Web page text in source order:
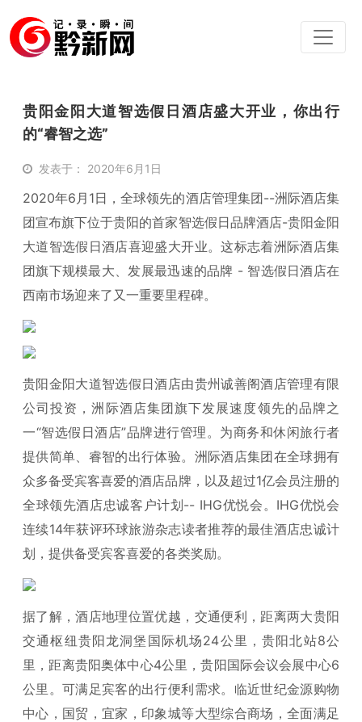
贵阳金阳大道智选假日酒店盛大开业，你出行
的“睿智之选”
发表于： 2020年6月1日
2020年6月1日，全球领先的酒店管理集团--洲际酒店集
团宣布旗下位于贵阳的首家智选假日品牌酒店-贵阳金阳
大道智选假日酒店喜迎盛大开业。这标志着洲际酒店集
团旗下规模最大、发展最迅速的品牌 - 智选假日酒店在
西南市场迎来了又一重要里程碑。
贵阳金阳大道智选假日酒店由贵州诚善阁酒店管理有限
公司投资，洲际酒店集团旗下发展速度领先的品牌之
一“智选假日酒店”品牌进行管理。为商务和休闲旅行者
提供简单、睿智的出行体验。洲际酒店集团在全球拥有
众多备受宾客喜爱的酒店品牌，以及超过1亿会员注册的
全球领先酒店忠诚客户计划-- IHG优悦会。IHG优悦会
连续14年获评环球旅游杂志读者推荐的最佳酒店忠诚计
划，提供备受宾客喜爱的各类奖励。
据了解，酒店地理位置优越，交通便利，距离两大贵阳
交通枢纽贵阳龙洞堡国际机场24公里，贵阳北站8公
里，距离贵阳奥体中心4公里，贵阳国际会议会展中心6
公里。可满足宾客的出行便利需求。临近世纪金源购物
中心，国贸，宜家，印象城等大型综合商场，全面满足